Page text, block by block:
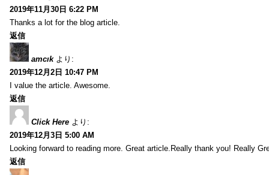
2019年11月30日 6:22 PM
Thanks a lot for the blog article.
返信
amcık より:
2019年12月2日 10:47 PM
I value the article. Awesome.
返信
Click Here より:
2019年12月3日 5:00 AM
Looking forward to reading more. Great article.Really thank you! Really
返信